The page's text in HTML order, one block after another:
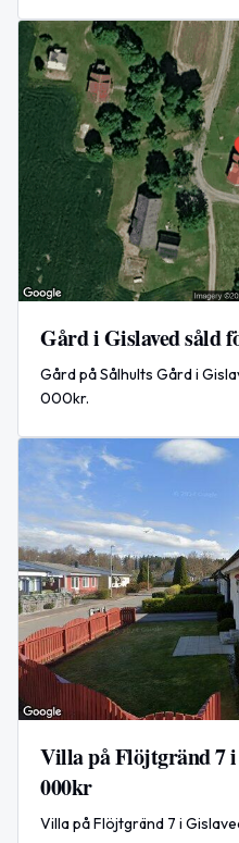
Gård i Gislaved såld
Gård på Sålhults Gård i
000kr.
Villa på Flöjtgränd 7 i
000kr
Villa på Flöjtgränd 7 i